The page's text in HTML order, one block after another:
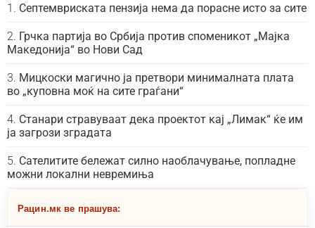
Септемвриската пензија нема да порасне исто за сите
Грчка партија во Србија против споменикот „Мајка
Македонија“ во Нови Сад
Мицкоски магично ја претвори минималната плата
во „куповна моќ на сите граѓани“
Станари стравуваат дека проектот кај „Лимак“ ќе им
ја загрози зградата
Сателитите бележат силно наоблачување, попладне
можни локални невремиња
Рацин.мк ве прашува: